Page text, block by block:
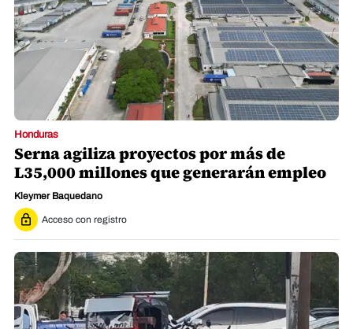
Honduras
Serna agiliza proyectos por más de
L35,000 millones que generarán empleo
Kleymer Baquedano
Acceso con registro